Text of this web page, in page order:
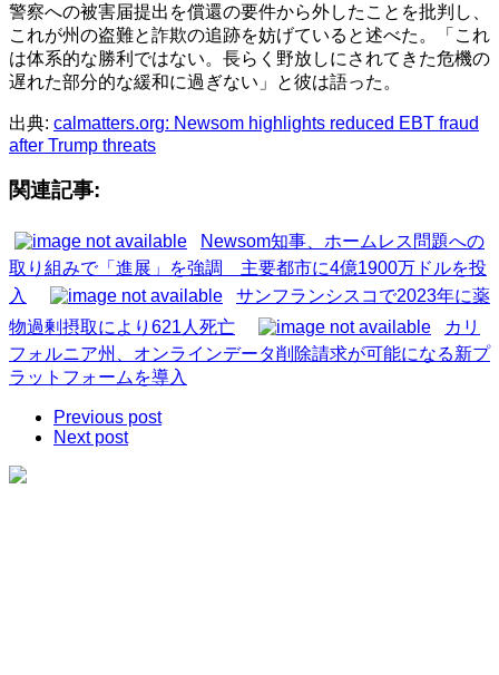
警察への被害届提出を償還の要件から外したことを批判し、
これが州の盗難と詐欺の追跡を妨げていると述べた。「これ
は体系的な勝利ではない。長らく野放しにされてきた危機の
遅れた部分的な緩和に過ぎない」と彼は語った。
出典: calmatters.org: Newsom highlights reduced EBT fraud
after Trump threats
関連記事:
Newsom知事、ホームレス問題への
取り組みで「進展」を強調 主要都市に4億1900万ドルを投
入
サンフランシスコで2023年に薬
物過剰摂取により621人死亡
カリ
フォルニア州、オンラインデータ削除請求が可能になる新プ
ラットフォームを導入
Previous post
Next post